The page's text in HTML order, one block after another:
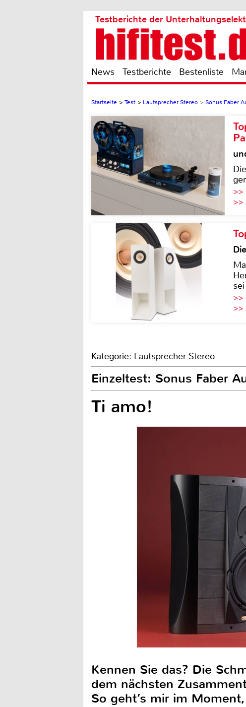
Testberichte der
News Testberichte Bestenliste
Startseite > Test > Lautsprecher Stereo > Sonus Faber
>>
>>
>>
>>
Kategorie: Lautsprecher Stereo
Einzeltest: Sonus Faber
Ti amo!
Kennen Sie das? Die
dem nächsten
So geht’s mir im